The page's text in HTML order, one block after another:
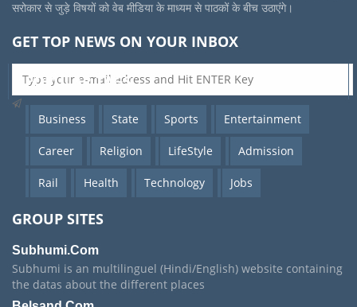
सरोकार से जुड़े विषयों को वेब मीडिया के माध्यम से पाठकों के बीच उठाएंगे।
GET TOP NEWS ON YOUR INBOX
POPULAR TAGS
Business State Sports Entertainment
Career Religion LifeStyle Admission
Rail Health Technology Jobs
GROUP SITES
Subhumi.Com
Subhumi is an multilinguel (Hindi/English) website containing
the datas about the different places